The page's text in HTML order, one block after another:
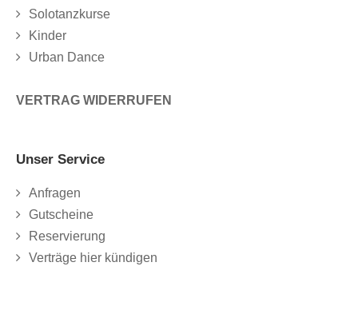
Solotanzkurse
Kinder
Urban Dance
VERTRAG WIDERRUFEN
Unser Service
Anfragen
Gutscheine
Reservierung
Verträge hier kündigen